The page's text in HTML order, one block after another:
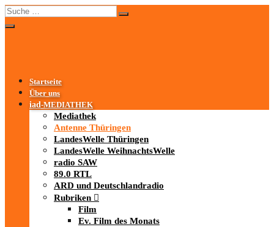
Startseite
Über uns
iad-MEDIATHEK
Mediathek
Antenne Thüringen
LandesWelle Thüringen
LandesWelle WeihnachtsWelle
radio SAW
89.0 RTL
ARD und Deutschlandradio
Rubriken
Film
Ev. Film des Monats